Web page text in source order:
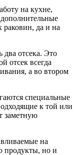
на кухне,
да и на
отсека. Это
отсек всегда
а во втором
специальные
к той или
заметную
на
продукты, но и